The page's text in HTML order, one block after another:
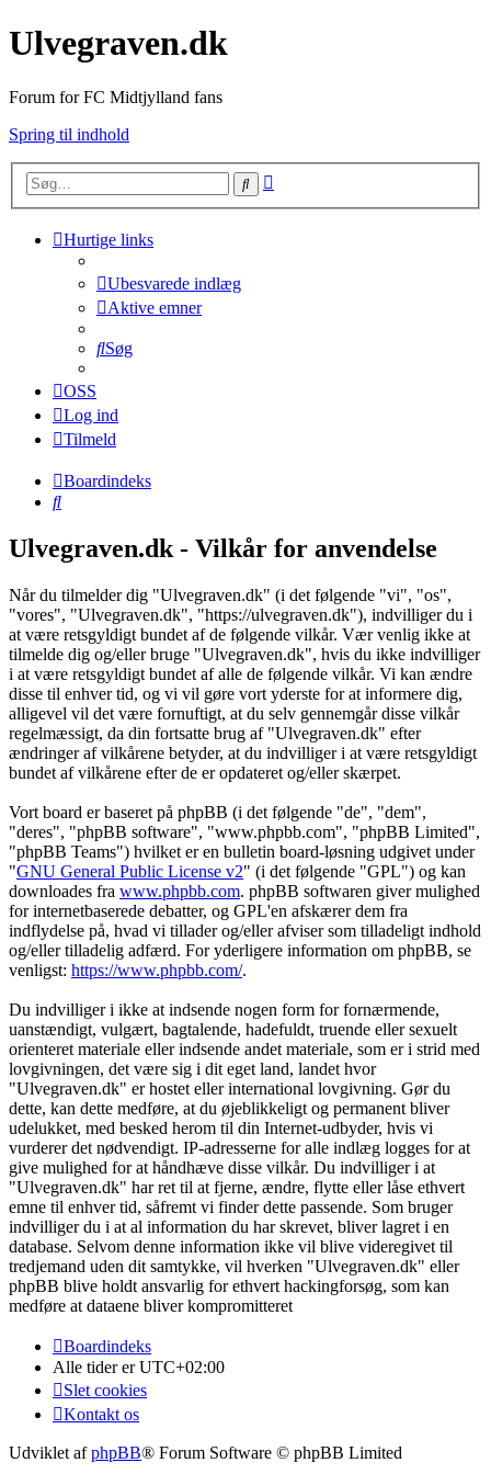
Ulvegraven.dk
Forum for FC Midtjylland fans
Spring til indhold
Søg
Hurtige links
Ubesvarede indlæg
Aktive emner
Søg
OSS
Log ind
Tilmeld
Boardindeks
Søg
Ulvegraven.dk - Vilkår for anvendelse
Når du tilmelder dig "Ulvegraven.dk" (i det følgende "vi", "os",
"vores", "Ulvegraven.dk", "https://ulvegraven.dk"), indvilliger du i
at være retsgyldigt bundet af de følgende vilkår. Vær venlig ikke at
tilmelde dig og/eller bruge "Ulvegraven.dk", hvis du ikke indvilliger
i at være retsgyldigt bundet af alle de følgende vilkår. Vi kan ændre
disse til enhver tid, og vi vil gøre vort yderste for at informere dig,
alligevel vil det være fornuftigt, at du selv gennemgår disse vilkår
regelmæssigt, da din fortsatte brug af "Ulvegraven.dk" efter
ændringer af vilkårene betyder, at du indvilliger i at være retsgyldigt
bundet af vilkårene efter de er opdateret og/eller skærpet.
Vort board er baseret på phpBB (i det følgende "de", "dem",
"deres", "phpBB software", "www.phpbb.com", "phpBB Limited",
"phpBB Teams") hvilket er en bulletin board-løsning udgivet under
"GNU General Public License v2" (i det følgende "GPL") og kan
downloades fra www.phpbb.com. phpBB softwaren giver mulighed
for internetbaserede debatter, og GPL'en afskærer dem fra
indflydelse på, hvad vi tillader og/eller afviser som tilladeligt indhold
og/eller tilladelig adfærd. For yderligere information om phpBB, se
venligst: https://www.phpbb.com/.
Du indvilliger i ikke at indsende nogen form for fornærmende,
uanstændigt, vulgært, bagtalende, hadefuldt, truende eller sexuelt
orienteret materiale eller indsende andet materiale, som er i strid med
lovgivningen, det være sig i dit eget land, landet hvor
"Ulvegraven.dk" er hostet eller international lovgivning. Gør du
dette, kan dette medføre, at du øjeblikkeligt og permanent bliver
udelukket, med besked herom til din Internet-udbyder, hvis vi
vurderer det nødvendigt. IP-adresserne for alle indlæg logges for at
give mulighed for at håndhæve disse vilkår. Du indvilliger i at
"Ulvegraven.dk" har ret til at fjerne, ændre, flytte eller låse ethvert
emne til enhver tid, såfremt vi finder dette passende. Som bruger
indvilliger du i at al information du har skrevet, bliver lagret i en
database. Selvom denne information ikke vil blive videregivet til
tredjemand uden dit samtykke, vil hverken "Ulvegraven.dk" eller
phpBB blive holdt ansvarlig for ethvert hackingforsøg, som kan
medføre at dataene bliver kompromitteret
Boardindeks
Alle tider erUTC+02:00
Slet cookies
Kontakt os
Udviklet afphpBB® Forum Software © phpBB Limited